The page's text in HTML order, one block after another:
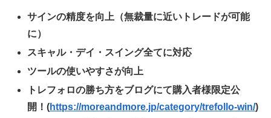
サインの精度を向上（無裁量に近いトレードが可能
に）
スキャル・デイ・スイング全てに対応
ツールの使いやすさが向上
トレフォロの勝ち方をブログにて購入者様限定公
開！(https://moreandmore.jp/category/trefollo-win/)